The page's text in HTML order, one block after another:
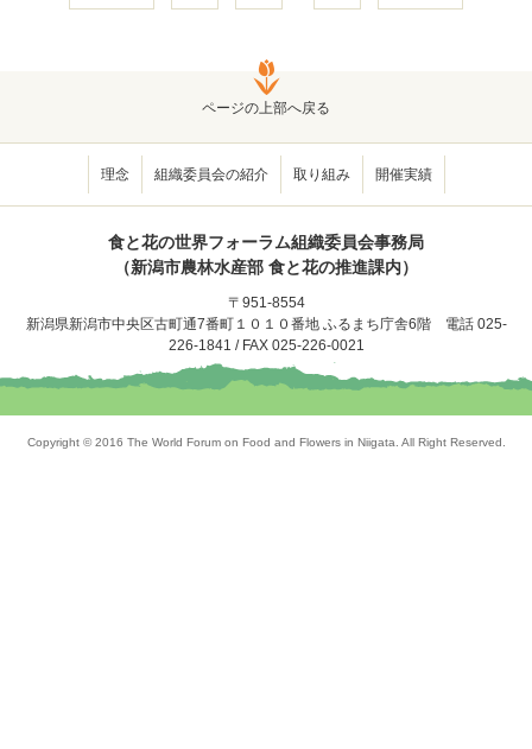
の
ページの上部へ戻る
理念 組織委員会の紹介 取り組み 開催実績
食と花の世界フォーラム組織委員会事務局
（新潟市農林水産部 食と花の推進課内）
〒951-8554
新潟県新潟市中央区古町通7番町１０１０番地 ふるまち庁舎6階 電話 025-
226-1841 / FAX 025-226-0021
Copyright © 2016 The World Forum on Food and Flowers in Niigata. All Right Reserved.